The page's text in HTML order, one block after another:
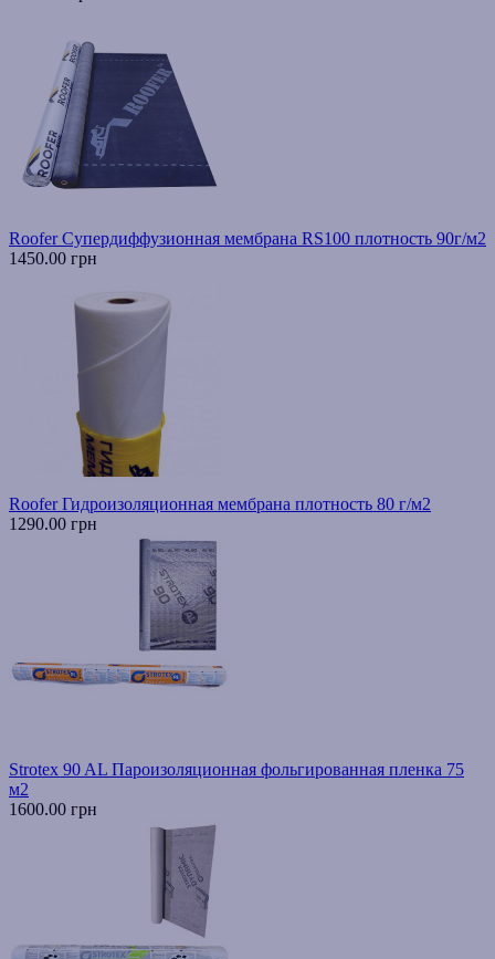
Roofer Супердиффузионная мембрана RS100 плотность 90г/м2
1450.00 грн
Roofer Гидроизоляционная мембрана плотность 80 г/м2
1290.00 грн
Strotex 90 AL Пароизоляционная фольгированная пленка 75
м2
1600.00 грн